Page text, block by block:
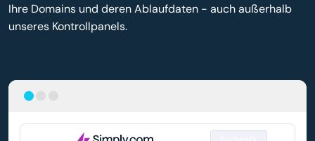
Ihre Domains und deren Ablaufdaten - auch außerhalb
unseres Kontrollpanels.